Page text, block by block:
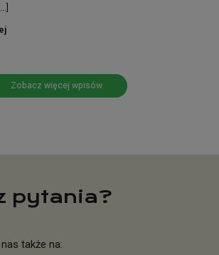
[…]
Zobacz więcej wpisów
pytania?
także na: